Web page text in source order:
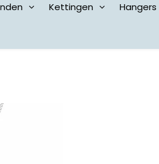
Kettingen Hangers